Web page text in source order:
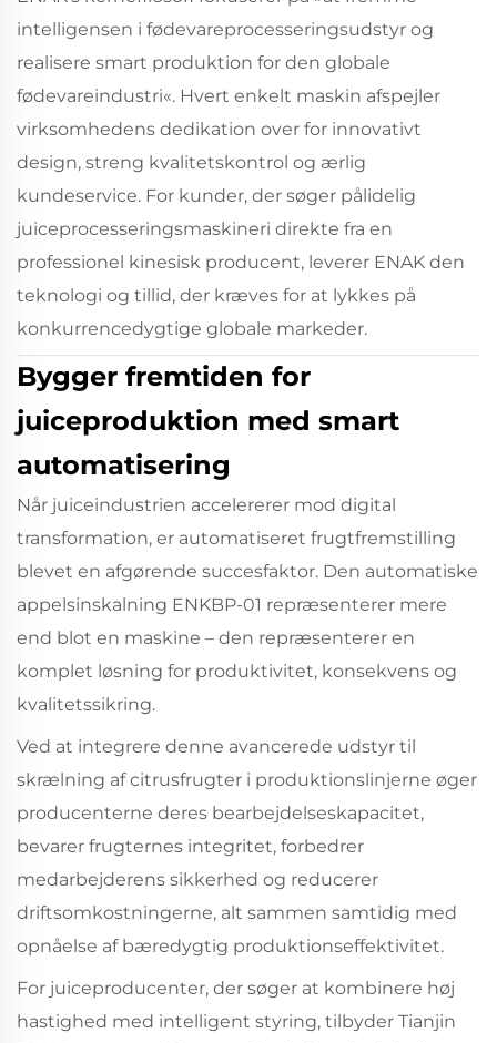
intelligensen i fødevareprocesseringsudstyr og
realisere smart produktion for den globale
fødevareindustri«. Hvert enkelt maskin afspejler
virksomhedens dedikation over for innovativt
design, streng kvalitetskontrol og ærlig
kundeservice. For kunder, der søger pålidelig
juiceprocesseringsmaskineri direkte fra en
professionel kinesisk producent, leverer ENAK den
teknologi og tillid, der kræves for at lykkes på
konkurrencedygtige globale markeder.
Bygger fremtiden for
juiceproduktion med smart
automatisering
Når juiceindustrien accelererer mod digital
transformation, er automatiseret frugtfremstilling
blevet en afgørende succesfaktor. Den automatiske
appelsinskalning ENKBP-01 repræsenterer mere
end blot en maskine – den repræsenterer en
komplet løsning for produktivitet, konsekvens og
kvalitetssikring.
Ved at integrere denne avancerede udstyr til
skrælning af citrusfrugter i produktionslinjerne øger
producenterne deres bearbejdelseskapacitet,
bevarer frugternes integritet, forbedrer
medarbejderens sikkerhed og reducerer
driftsomkostningerne, alt sammen samtidig med
opnåelse af bæredygtig produktionseffektivitet.
For juiceproducenter, der søger at kombinere høj
hastighed med intelligent styring, tilbyder Tianjin